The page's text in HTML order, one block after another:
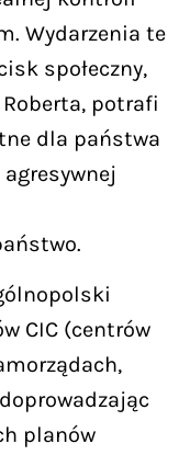
Wydarzenia te
społeczny,
potrafi
dla państwa
CIC (centrów
planów